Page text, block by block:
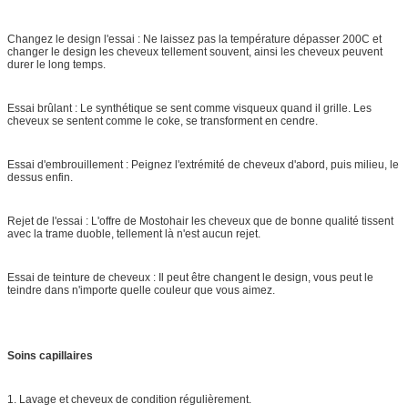
Changez le design l'essai : Ne laissez pas la température dépasser 200C et
changer le design les cheveux tellement souvent, ainsi les cheveux peuvent
durer le long temps.
Essai brûlant : Le synthétique se sent comme visqueux quand il grille. Les
cheveux se sentent comme le coke, se transforment en cendre.
Essai d'embrouillement : Peignez l'extrémité de cheveux d'abord, puis milieu, le
dessus enfin.
Rejet de l'essai : L'offre de Mostohair les cheveux que de bonne qualité tissent
avec la trame duoble, tellement là n'est aucun rejet.
Essai de teinture de cheveux : Il peut être changent le design, vous peut le
teindre dans n'importe quelle couleur que vous aimez.
Soins capillaires
1. Lavage et cheveux de condition régulièrement.